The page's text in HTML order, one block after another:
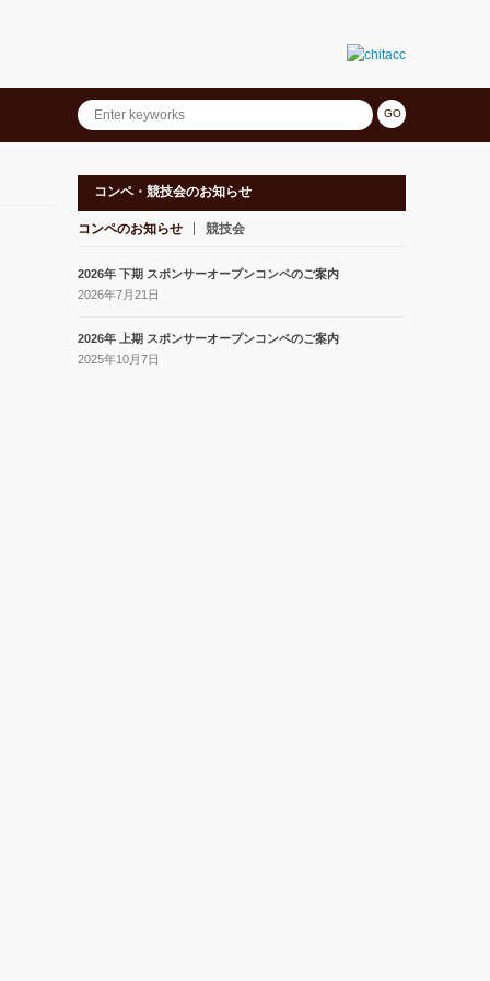
コンペ・競技会のお知らせ
コンペのお知らせ 競技会
2026年 下期 スポンサーオープンコンペのご案内
2026年7月21日
2026年 上期 スポンサーオープンコンペのご案内
2025年10月7日